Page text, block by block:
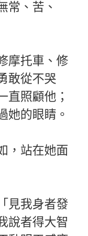
常、苦、
摩托車、修
敢從不哭
直照顧他；
她的眼睛。
，站在她面
見我身者發
說者得大智